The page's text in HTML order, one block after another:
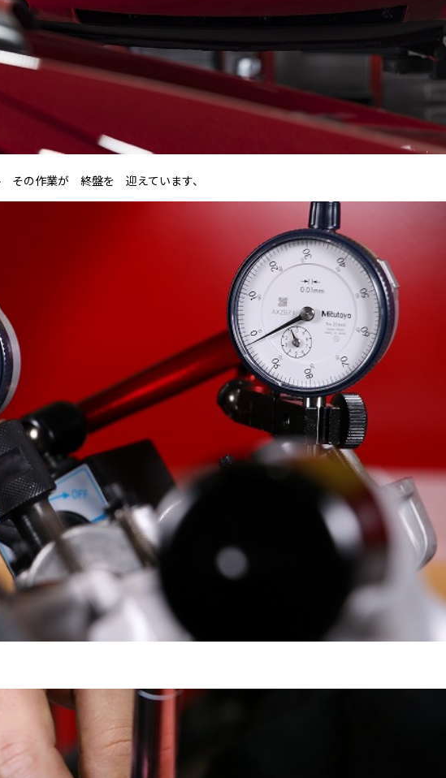
その作業が 終盤を 迎えています、